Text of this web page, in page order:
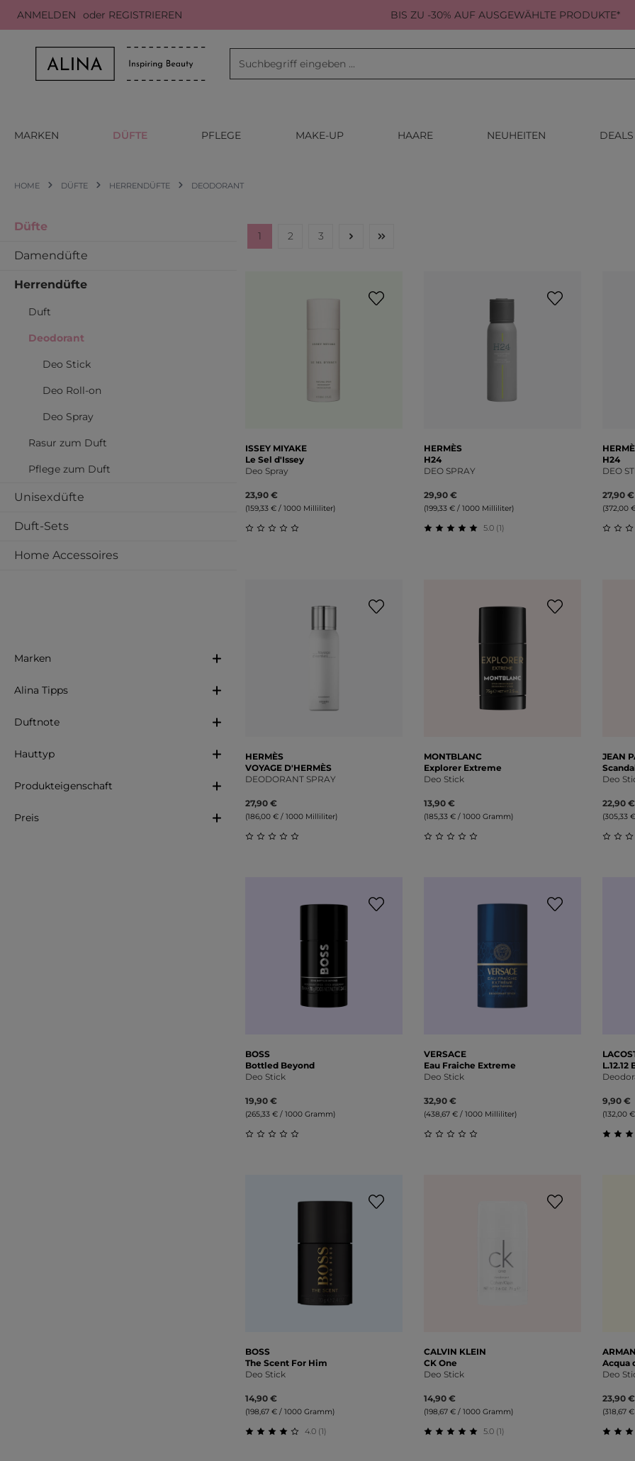
Hauptinhalt springen
Zur Suche springen
Zur Hauptnavigation springen
ANMELDEN oder REGISTRIEREN BIS ZU -30% AUF AUSGEWÄHLTE PRODUKTE*
MARKEN DÜFTE PFLEGE MAKE-UP HAARE NEUHEITEN DEALS
HOME DÜFTE HERRENDÜFTE DEODORANT
Düfte
Damendüfte
Herrendüfte
Duft
Deodorant
Deo Stick
Deo Roll-on
Deo Spray
Rasur zum Duft
Pflege zum Duft
Unisexdüfte
Duft-Sets
Home Accessoires
Marken
Alina Tipps
Duftnote
Hauttyp
Produkteigenschaft
Preis
Seite
1 Seite
2 Seite
3
ISSEY MIYAKE
Le Sel d'Issey
Deo Spray
23,90 €
(159,33 € / 1000 Milliliter)
HERMÈS
H24
DEO SPRAY
29,90 €
(199,33 € / 1000 Milliliter)
5.0 (1)
H24
DEO
27,90 €
(372,00
HERMÈS
VOYAGE D'HERMÈS
DEODORANT SPRAY
27,90 €
(186,00 € / 1000 Milliliter)
MONTBLANC
Explorer Extreme
Deo Stick
13,90 €
(185,33 € / 1000 Gramm)
JEAN
Deo
22,90 €
(305,33
BOSS
Bottled Beyond
Deo Stick
19,90 €
(265,33 € / 1000 Gramm)
VERSACE
Eau Fraiche Extreme
Deo Stick
32,90 €
(438,67 € / 1000 Milliliter)
L.12.12
9,90 €
(132,00
BOSS
The Scent For Him
Deo Stick
14,90 €
(198,67 € / 1000 Gramm)
4.0 (1)
CALVIN KLEIN
CK One
Deo Stick
14,90 €
(198,67 € / 1000 Gramm)
5.0 (1)
Acqua
Deo
23,90 €
(318,67